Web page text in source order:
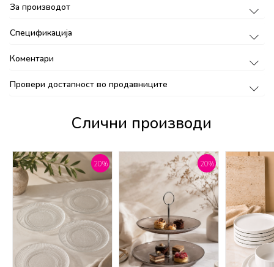
За производот
Спецификација
Коментари
Провери достапност во продавниците
Слични производи
20% 20%